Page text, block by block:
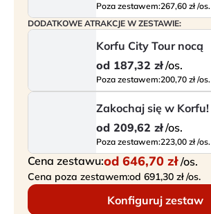
Poza zestawem:267,60 zł /os.
DODATKOWE ATRAKCJE W ZESTAWIE:
Korfu City Tour nocą
od 187,32 zł /os.
Poza zestawem:200,70 zł /os.
Zakochaj się w Korfu!
od 209,62 zł /os.
Poza zestawem:223,00 zł /os.
Cena zestawu:od 646,70 zł /os.
Cena poza zestawem:od 691,30 zł /os.
Konfiguruj zestaw